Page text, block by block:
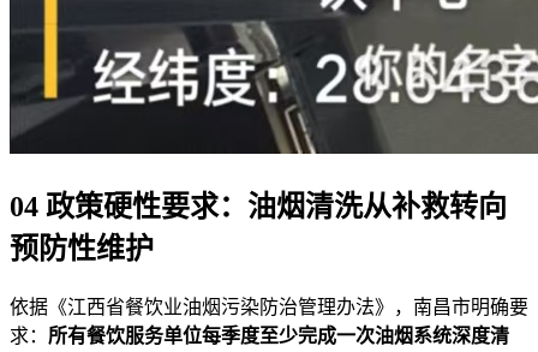
04 政策硬性要求：油烟清洗从补救转向
预防性维护
依据《江西省餐饮业油烟污染防治管理办法》，南昌市明确要
求： 所有餐饮服务单位每季度至少完成一次油烟系统深度清